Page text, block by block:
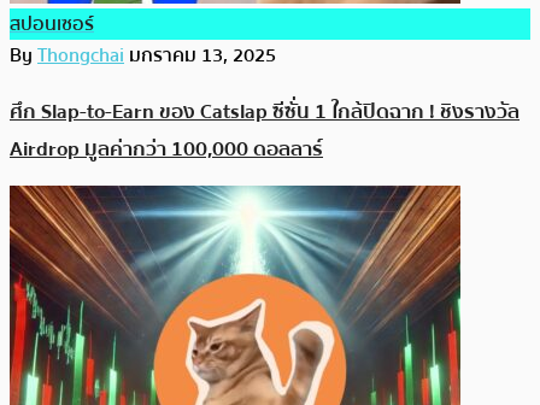
สปอนเซอร์
ByThongchaiมกราคม 13, 2025
ศึก Slap-to-Earn ของ Catslap ซีซั่น 1 ใกล้ปิดฉาก ! ชิงรางวัล
Airdrop มูลค่ากว่า 100,000 ดอลลาร์